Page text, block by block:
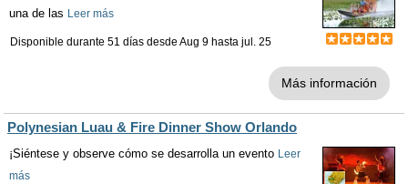
una de las Leer más
Disponible durante 51 días desde Aug 9 hasta jul. 25
Más información
Polynesian Luau & Fire Dinner Show Orlando
¡Siéntese y observe cómo se desarrolla un evento Leer
más